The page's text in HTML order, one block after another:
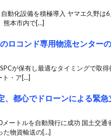
動化設備を積極導入 ヤマエ久野
熊本市内で[…]
ロコンド専用物流センター
が保有し最適なタイミングで取
ト・ア[…]
、都心でドローンによる緊
ートルを自動飛行に成功 国土交
た物資輸送の[…]